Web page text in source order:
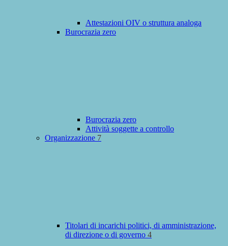
Attestazioni OIV o struttura analoga
Burocrazia zero
Burocrazia zero
Attività soggette a controllo
Organizzazione 7
Titolari di incarichi politici, di amministrazione,
di direzione o di governo 4